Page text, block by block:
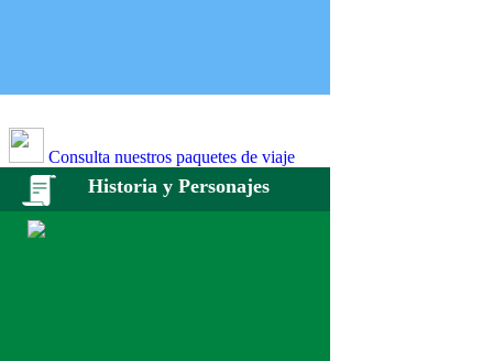
Consulta nuestros paquetes de viaje
Historia y Personajes